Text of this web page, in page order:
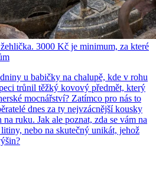
3000 Kč je minimum, za které
u babičky na chalupě, kde v rohu
trůnil těžký kovový předmět, který
mocnářství? Zatímco pro nás to
dnes za ty nejvzácnější kousky
ruku. Jak ale poznat, zda se vám na
nebo na skutečný unikát, jehož